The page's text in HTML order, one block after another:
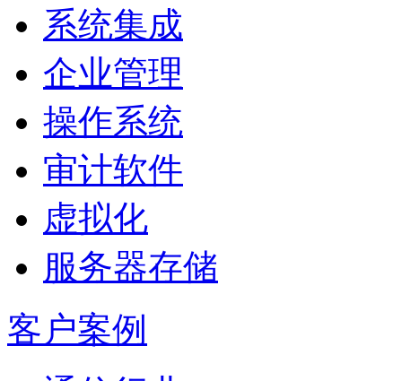
系统集成
企业管理
操作系统
审计软件
虚拟化
服务器存储
客户案例